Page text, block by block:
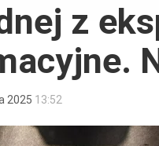
z
2025 13:52